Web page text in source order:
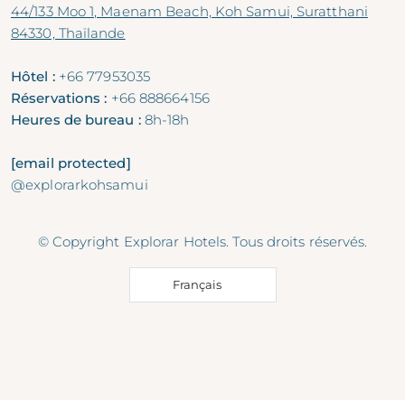
44/133 Moo 1, Maenam Beach, Koh Samui, Suratthani
84330, Thaïlande
Hôtel : +66 77953035
Réservations : +66 888664156
Heures de bureau :8h-18h
[email protected]
@explorarkohsamui
© Copyright Explorar Hotels. Tous droits réservés.
Français